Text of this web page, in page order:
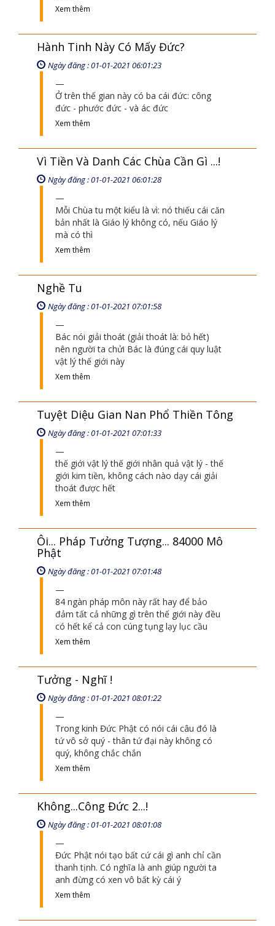
Xem thêm
Hành Tinh Này Có Mấy Đức?
Ngày đăng : 01-01-2021 06:01:23
Ở trên thế gian này có ba cái đức: công
đức - phước đức - và ác đức
Xem thêm
Vì Tiền Và Danh Các Chùa Cần Gì ...!
Ngày đăng : 01-01-2021 06:01:28
Mỗi Chùa tu một kiểu là vì: nó thiếu cái căn
bản nhất là Giáo lý không có, nếu Giáo lý
mà có thì
Xem thêm
Nghề Tu
Ngày đăng : 01-01-2021 07:01:58
Bác nói giải thoát (giải thoát là: bỏ hết)
nên người ta chửi Bác là đúng cái quy luật
vật lý thế giới này
Xem thêm
Tuyệt Diệu Gian Nan Phổ Thiền Tông
Ngày đăng : 01-01-2021 07:01:33
thế giới vật lý thế giới nhân quả vật lý - thế
giới kim tiền, không cách nào dạy cái giải
thoát được hết
Xem thêm
Ôi... Pháp Tưởng Tượng... 84000 Mô
Phật
Ngày đăng : 01-01-2021 07:01:48
84 ngàn pháp môn này rất hay để bảo
đảm tất cả những gì trên thế giới này đều
có hết kể cả con cúng tụng lạy lục cầu
Xem thêm
Tưởng - Nghĩ !
Ngày đăng : 01-01-2021 08:01:22
Trong kinh Đức Phật có nói cái câu đó là
tứ vô sở quý - thân tứ đại này không có
quý, không chắc chắn
Xem thêm
Không...Công Đức 2...!
Ngày đăng : 01-01-2021 08:01:08
Đức Phật nói tạo bất cứ cái gì anh chỉ cần
thanh tịnh. Có nghĩa là anh giúp người ta
anh đừng có xen vô bất kỳ cái ý
Xem thêm